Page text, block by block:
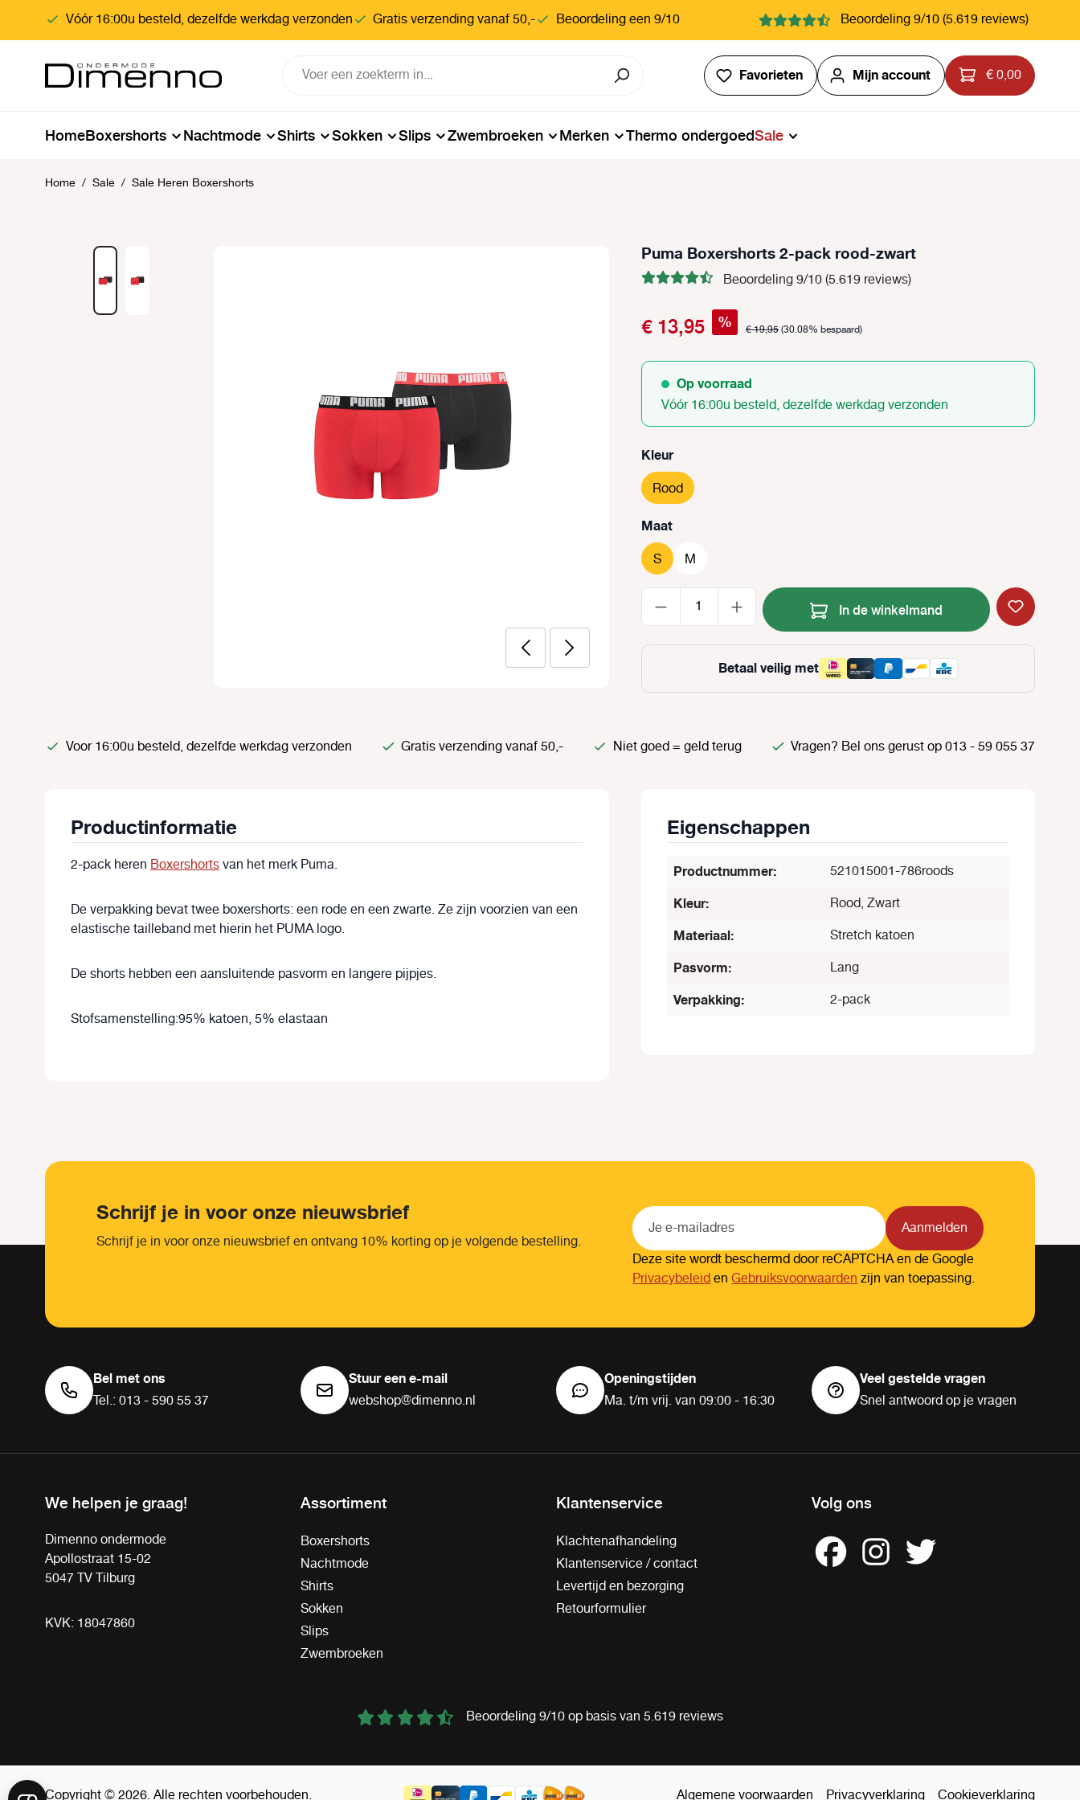
Ga naar de hoofdnavigatie
Vóór 16:00u besteld, dezelfde werkdag verzonden Gratis verzending vanaf 50,- Beoordeling een 9/10 Beoordeling 9/10 (5.619 reviews)
Favorieten Je hebt 0 items op je verlanglijstje
Mijn account € 0,00
HomeBoxershorts Nachtmode Shirts Sokken Slips Zwembroeken Merken Thermo ondergoedSale
Home / Sale / Sale Heren Boxershorts
Afbeeldingengalerij overslaan Puma Boxershorts 2-pack rood-zwart
Beoordeling 9/10 (5.619 reviews)
€ 13,95 % € 19,95(30.08% bespaard)
Op voorraad
Vóór 16:00u besteld, dezelfde werkdag verzonden
Selecteer
Kleur
Rood
Selecteer
Maat
S M
Producthoeveelheid: Voer de
In de winkelmand
Betaal veilig met
Voor 16:00u besteld, dezelfde werkdag verzonden Gratis verzending vanaf 50,- Niet goed = geld terug Vragen? Bel ons gerust op 013 - 59 055 37
Productinformatie
2-pack heren Boxershortsvan het merk Puma.
De verpakking bevat twee boxershorts: een rode en een zwarte. Ze zijn voorzien van een
elastische tailleband met hierin het PUMA logo.
De shorts hebben een aansluitende pasvorm en langere pijpjes.
Stofsamenstelling:95% katoen, 5% elastaan
Eigenschappen
Productnummer: 521015001-786roods
Kleur: Rood, Zwart
Materiaal: Stretch katoen
Pasvorm: Lang
Verpakking: 2-pack
Schrijf je in voor onze nieuwsbrief
Schrijf je in voor onze nieuwsbrief en ontvang 10% korting op je volgende bestelling.
Aanmelden
Deze site wordt beschermd door reCAPTCHA en de Google
PrivacybeleidenGebruiksvoorwaardenzijn van toepassing.
Bel met ons
Tel.: 013 - 590 55 37
Stuur een e-mail
webshop@dimenno.nl
Openingstijden
Ma. t/m vrij. van 09:00 - 16:30
Veel gestelde vragen
Snel antwoord op je vragen
We helpen je graag!
Dimenno ondermode
Apollostraat 15-02
5047 TV Tilburg
KVK: 18047860
Assortiment
Boxershorts
Nachtmode
Shirts
Sokken
Slips
Zwembroeken
Klantenservice
Klachtenafhandeling
Klantenservice / contact
Levertijd en bezorging
Retourformulier
Volg ons
Beoordeling 9/10 op basis van 5.619 reviews
Copyright © 2026. Alle rechten voorbehouden. Algemene voorwaarden Privacyverklaring Cookieverklaring